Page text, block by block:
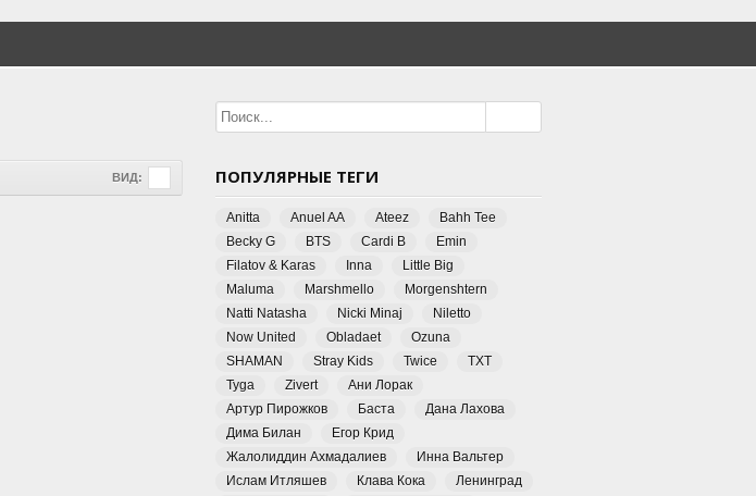
ВИД: ПОПУЛЯРНЫЕ ТЕГИ
Anitta Anuel AA Ateez
Bahh Tee
Becky G
BTS Cardi B
Emin
Filatov & Karas
Inna
Little Big
Maluma
Marshmello
Morgenshtern
Natti Natasha
Nicki Minaj
Niletto
Now United
Obladaet
Ozuna
SHAMAN
Stray Kids Twice
TXT
Tyga
Zivert
Ани Лорак
Артур Пирожков
Баста
Дана Лахова
Дима Билан
Егор Крид
Жалолиддин Ахмадалиев
Инна Вальтер
Ислам Итляшев
Клава Кока
Ленинград